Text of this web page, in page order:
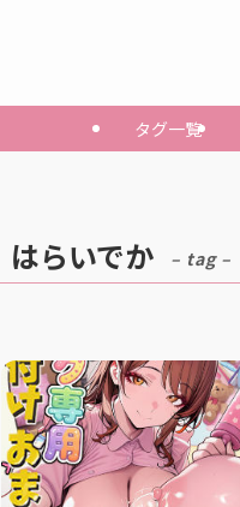
タグ一覧
はらいでか – tag –